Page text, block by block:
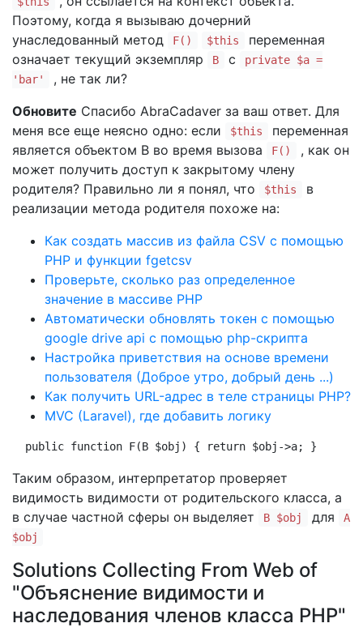
Поэтому, когда я вызываю дочерний
унаследованный метод
F() $this
переменная
означает текущий экземпляр
B с
private $a =
'bar'
, не так ли?
Обновите Спасибо AbraCadaver за ваш ответ. Для
меня все еще неясно одно: если
$this
переменная
является объектом B во время вызова
F()
, как он
может получить доступ к закрытому члену
родителя? Правильно ли я понял, что
$this
в
реализации метода родителя похоже на:
Как создать массив из файла CSV с помощью
PHP и функции fgetcsv
Проверьте, сколько раз определенное
значение в массиве PHP
Автоматически обновлять токен с помощью
google drive api с помощью php-скрипта
Настройка приветствия на основе времени
пользователя (Доброе утро, добрый день ...)
Как получить URL-адрес в теле страницы PHP?
MVC (Laravel), где добавить логику
public function F(B $obj) { return $obj->a; }
Таким образом, интерпретатор проверяет
видимость видимости от родительского класса, а
в случае частной сферы он выделяет
B $obj для
A
$obj
Solutions Collecting From Web of
"Объяснение видимости и
наследования членов класса PHP"